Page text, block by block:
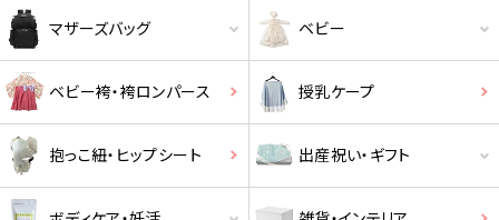
マザーズバッグ ベビー
ベビー袴・袴ロンパース 授乳ケープ
抱っこ紐・ヒップシート 出産祝い・ギフト